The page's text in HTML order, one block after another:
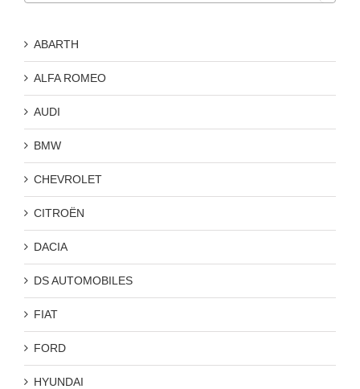
ABARTH
ALFA ROMEO
AUDI
BMW
CHEVROLET
CITROËN
DACIA
DS AUTOMOBILES
FIAT
FORD
HYUNDAI